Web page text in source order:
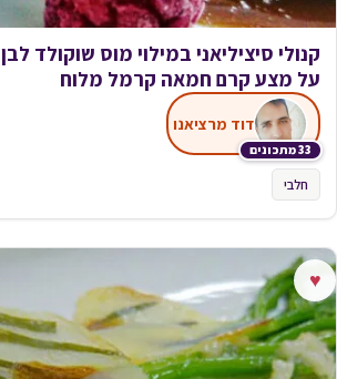
קנולי סיציליאני במילוי מוס שוקולד
על מצע קרם חמאה קרמל מלוח
33 מתכונים
דוד מרציאנו
חלבי
♥